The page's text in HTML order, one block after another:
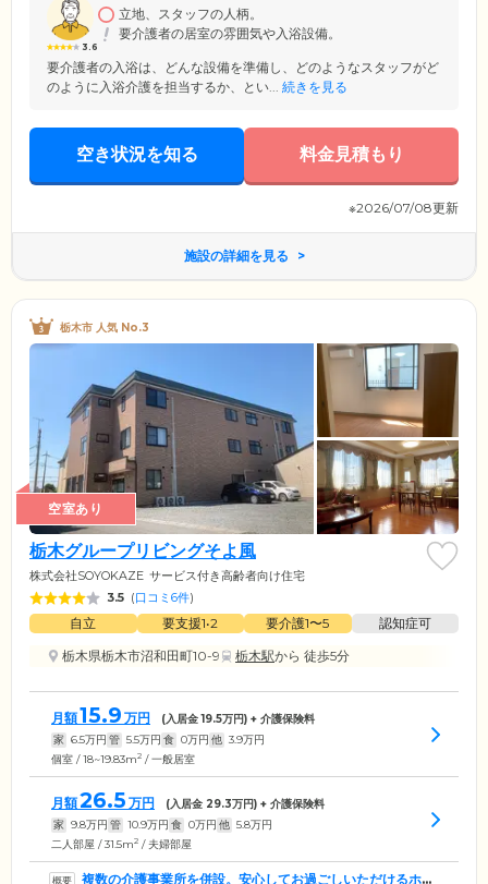
3.6
立地、スタッフの人柄。
要介護者の居室の雰囲気や入浴設備。
要介護者の入浴は、どんな設備を準備し、どのようなスタッフがど
のように入浴介護を担当するか、とい... 続きを見る
空き状況を知る 料金見積もり
※2026/07/08更新
施設の詳細を見る
栃木市 人気 No.3
空室あり
栃木グループリビングそよ風
株式会社SOYOKAZE サービス付き高齢者向け住宅
3.5 (口コミ6件)
自立 要支援1•2 要介護1〜5
認知症可
栃木県栃木市沼和田町10-9
栃木駅から 徒歩5分
月額15.9 万円 (入居金19.5万円) + 介護保険料
家 6.5万円 管 5.5万円 食 0万円 他 3.9万円
個室 / 18~19.83m2 / 一般居室
月額26.5 万円 (入居金 29.3万円) + 介護保険料
家 9.8万円 管 10.9万円 食 0万円 他 5.8万円
二人部屋 / 31.5m2 / 夫婦部屋
複数の介護事業所を併設。安心してお過ごしいただけるホー